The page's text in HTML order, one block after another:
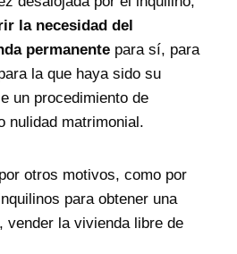
la necesidad del
permanente para sí, para
la que haya sido su
un procedimiento de
nulidad matrimonial.
otros motivos, como por
para obtener una
vender la vivienda libre de